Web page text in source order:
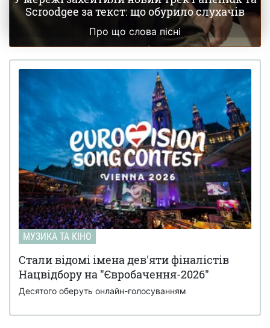
Scroodgee за текст: що обурило слухачів
Про що слова пісні
МУЗИКА ТА КІНО
Стали відомі імена дев'яти фіналістів
Нацвідбору на "Євробачення-2026"
Десятого оберуть онлайн-голосуванням